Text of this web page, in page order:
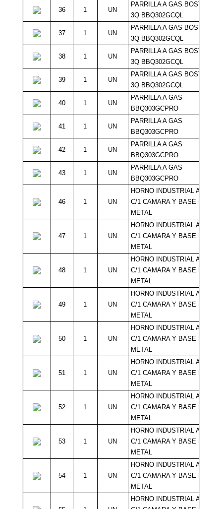
36 1 UN
PARRILLA A GAS BOSTON
3Q BBQ302GCQL
37 1 UN
PARRILLA A GAS BOSTON
3Q BBQ302GCQL
38 1 UN
PARRILLA A GAS BOSTON
3Q BBQ302GCQL
39 1 UN
PARRILLA A GAS BOSTON
3Q BBQ302GCQL
40 1 UN
PARRILLA A GAS
BBQ303GCPRO
41 1 UN
PARRILLA A GAS
BBQ303GCPRO
42 1 UN
PARRILLA A GAS
BBQ303GCPRO
43 1 UN
PARRILLA A GAS
BBQ303GCPRO
46 1 UN
HORNO INDUSTRIAL A GAS
C/1 CAMARA Y BASE DE
METAL
47 1 UN
HORNO INDUSTRIAL A GAS
C/1 CAMARA Y BASE DE
METAL
48 1 UN
HORNO INDUSTRIAL A GAS
C/1 CAMARA Y BASE DE
METAL
49 1 UN
HORNO INDUSTRIAL A GAS
C/1 CAMARA Y BASE DE
METAL
50 1 UN
HORNO INDUSTRIAL A GAS
C/1 CAMARA Y BASE DE
METAL
51 1 UN
HORNO INDUSTRIAL A GAS
C/1 CAMARA Y BASE DE
METAL
52 1 UN
HORNO INDUSTRIAL A GAS
C/1 CAMARA Y BASE DE
METAL
53 1 UN
HORNO INDUSTRIAL A GAS
C/1 CAMARA Y BASE DE
METAL
54 1 UN
HORNO INDUSTRIAL A GAS
C/1 CAMARA Y BASE DE
METAL
HORNO INDUSTRIAL A GAS